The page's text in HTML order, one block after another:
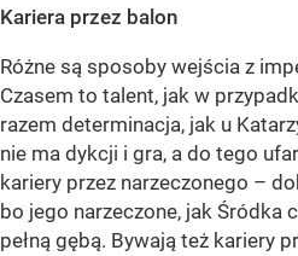
Kariera przez balon
Różne są sposoby wejścia z
Czasem to talent, jak w
razem determinacja, jak u
nie ma dykcji i gra, a do tego
kariery przez narzeczonego –
bo jego narzeczone, jak Śródka
pełną gębą. Bywają też kariery